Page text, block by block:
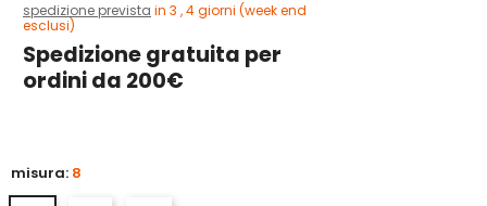
spedizione prevista in 3 , 4 giorni (week end
esclusi)
Spedizione gratuita per
ordini da 200€
misura: 8